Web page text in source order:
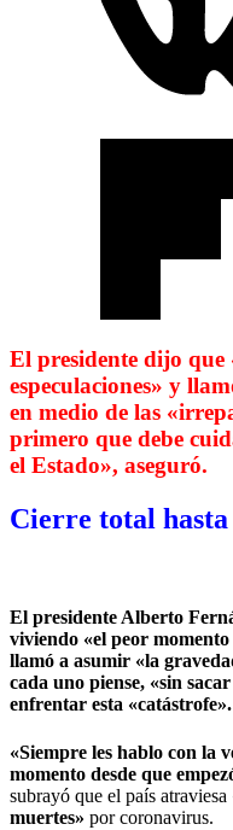
El presidente dijo que
especulaciones» y
en medio de las
primero que debe
el Estado», aseguró.
Cierre total hasta
El presidente Alberto
viviendo «el peor
llamó a asumir «la
cada uno piense, «sin
enfrentar esta «catástrofe».
«Siempre les hablo con la
momento desde que
subrayó que el país atraviesa
muertes» por coronavirus.